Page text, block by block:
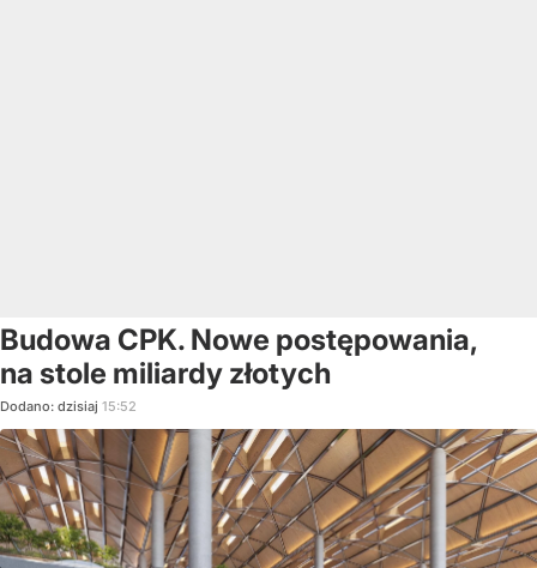
Budowa CPK. Nowe postępowania,
na stole miliardy złotych
Dodano: dzisiaj 15:52